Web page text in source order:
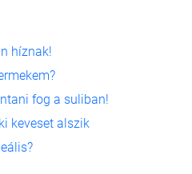
híznak!
fog a suliban!
keveset alszik